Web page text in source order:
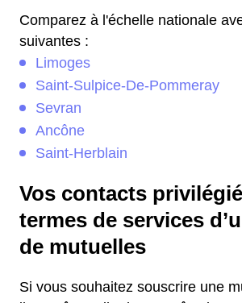
Comparez à l'échelle nationale
suivantes :
Limoges
Saint-Sulpice-De-Pommeray
Sevran
Ancône
Saint-Herblain
Vos contacts
termes de services
de mutuelles
Si vous souhaitez souscrire une